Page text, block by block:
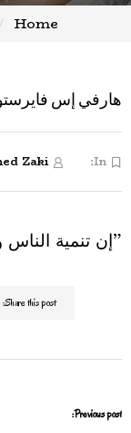
Home
هارفي إس
In:
Zaki
”إن تنمية
Share this post:
Previous post: